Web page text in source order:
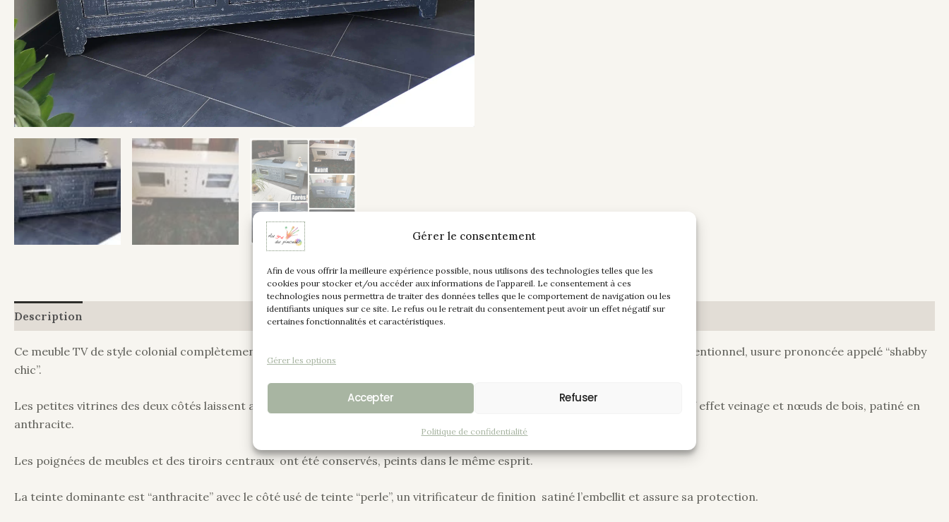
Gérer le consentement
Afin de vous offrir la meilleure expérience possible, nous utilisons des technologies telles que les
cookies pour stocker et/ou accéder aux informations de l’appareil. Le consentement à ces
technologies nous permettra de traiter des données telles que le comportement de navigation ou les
identifiants uniques sur ce site. Le refus ou le retrait du consentement peut avoir un effet négatif sur
certaines fonctionnalités et caractéristiques.
Gérer les options
Accepter Refuser
Politique de confidentialité
Description Informations complémentaires
Ce meuble TV de style colonial complètement relooké intérieur et extérieur de façon vintage avec cet effet vieilli tendance intentionnel, usure prononcée appelé “shabby
chic”.
Les petites vitrines des deux côtés laissent apparaître un intérieur lumineux de couleur “perle”, les étagères ont un léger relief effet veinage et nœuds de bois, patiné en
anthracite.
Les poignées de meubles et des tiroirs centraux ont été conservés, peints dans le même esprit.
La teinte dominante est “anthracite” avec le côté usé de teinte “perle”, un vitrificateur de finition satiné l’embellit et assure sa protection.